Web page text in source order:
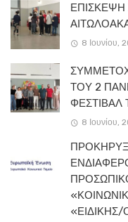
8 Ιουνίου,
ΤΟΥ 2
ΦΕΣΤΙΒΑΛ
8 Ιουνίου,